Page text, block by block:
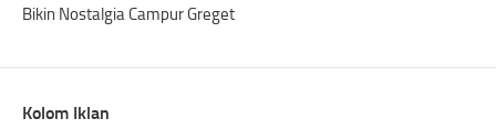
Bikin Nostalgia Campur Greget
Kolom Iklan